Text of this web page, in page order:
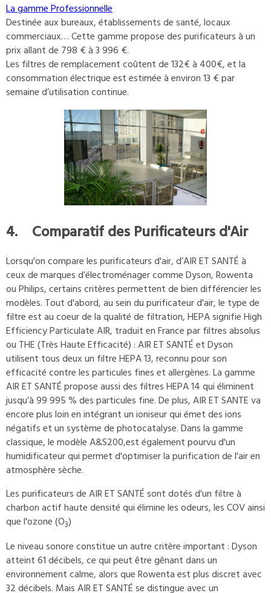
La gamme Professionnelle
Destinée aux bureaux, établissements de santé, locaux
commerciaux… Cette gamme propose des purificateurs à un
prix allant de 798 € à 3 996 €.
Les filtres de remplacement coûtent de 132€ à 400€, et la
consommation électrique est estimée à environ 13 € par
semaine d’utilisation continue.
4. Comparatif des Purificateurs d'Air
Lorsqu'on compare les purificateurs d'air, d’AIR ET SANTÉ à
ceux de marques d’électroménager comme Dyson, Rowenta
ou Philips, certains critères permettent de bien différencier les
modèles. Tout d'abord, au sein du purificateur d'air, le type de
filtre est au coeur de la qualité de filtration, HEPA signifie High
Efficiency Particulate AIR, traduit en France par filtres absolus
ou THE (Très Haute Efficacité) : AIR ET SANTÉ et Dyson
utilisent tous deux un filtre HEPA 13, reconnu pour son
efficacité contre les particules fines et allergènes. La gamme
AIR ET SANTÉ propose aussi des filtres HEPA 14 qui éliminent
jusqu’à 99 995 % des particules fine. De plus, AIR ET SANTE va
encore plus loin en intégrant un ioniseur qui émet des ions
négatifs et un système de photocatalyse. Dans la gamme
classique, le modèle A&S200,est également pourvu d'un
humidificateur qui permet d'optimiser la purification de l'air en
atmosphère sèche.
Les purificateurs de AIR ET SANTÉ sont dotés d'un filtre à
charbon actif haute densité qui élimine les odeurs, les COV ainsi
que l'ozone (O3)
Le niveau sonore constitue un autre critère important : Dyson
atteint 61 décibels, ce qui peut être gênant dans un
environnement calme, alors que Rowenta est plus discret avec
32 décibels. Mais AIR ET SANTÉ se distingue avec un